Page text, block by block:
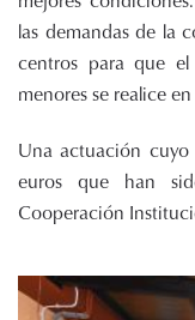
las demandas de la
centros para que
menores se realice
Una actuación cuyo
euros que han
Cooperación